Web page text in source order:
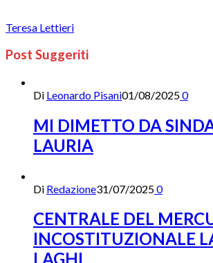
Teresa Lettieri
Post Suggeriti
Di Leonardo Pisani01/08/20250
MI DIMETTO DA
LAURIA
Di Redazione31/07/20250
CENTRALE DEL
INCOSTITUZIONALE
LAGHI